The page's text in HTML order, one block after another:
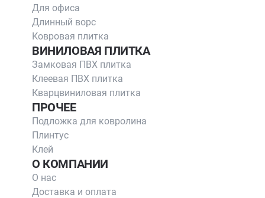
Для офиса
Длинный ворс
Ковровая плитка
ВИНИЛОВАЯ ПЛИТКА
Замковая ПВХ плитка
Клеевая ПВХ плитка
Кварцвиниловая плитка
ПРОЧЕЕ
Подложка для ковролина
Плинтус
Клей
О КОМПАНИИ
О нас
Доставка и оплата